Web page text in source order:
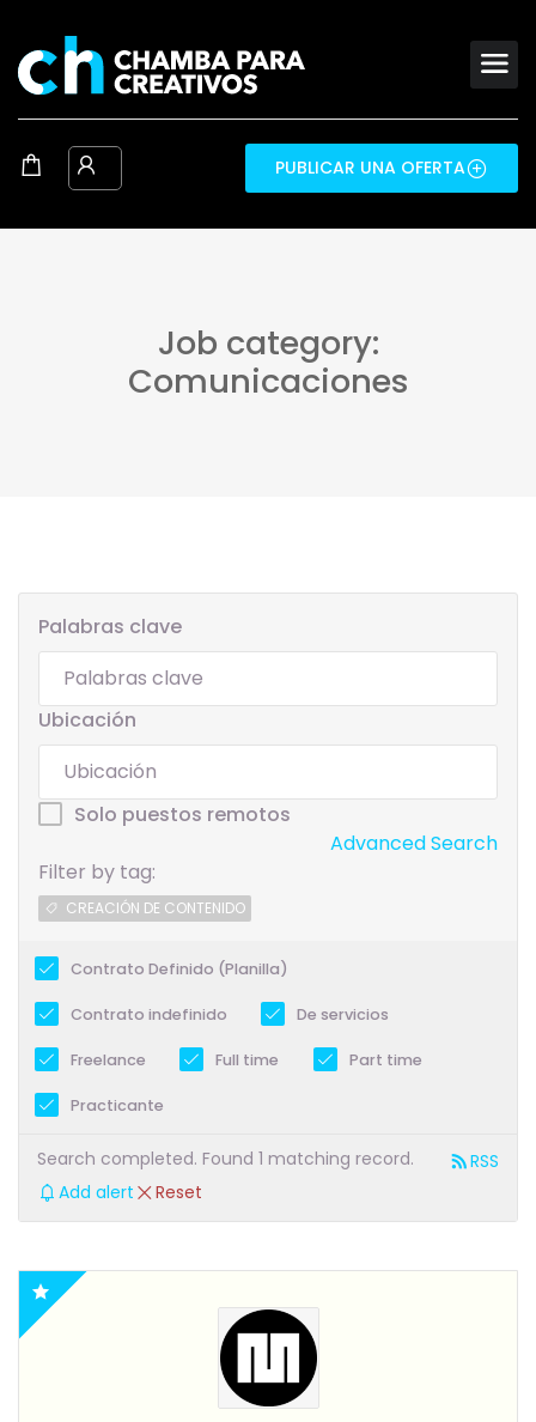
PUBLICAR UNA OFERTA
Job category:
Comunicaciones
Palabras clave
Ubicación
Solo puestos remotos
Advanced Search
Filter by tag:
CREACIÓN DE CONTENIDO
Contrato Definido (Planilla)
Contrato indefinido De servicios
Freelance Full time Part time
Practicante
Search completed. Found 1 matching record.
Reset
RSS
Add alert